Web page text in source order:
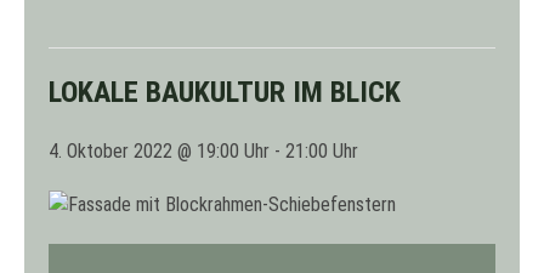
LOKALE BAUKULTUR IM BLICK
4. Oktober 2022 @ 19:00 - 21:00